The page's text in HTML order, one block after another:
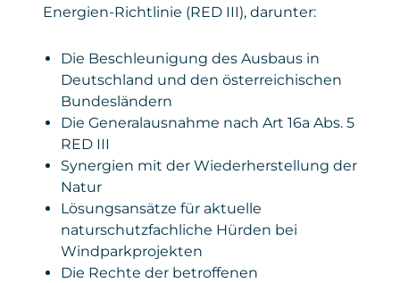
Energien-Richtlinie (RED III), darunter:
Die Beschleunigung des Ausbaus in
Deutschland und den österreichischen
Bundesländern
Die Generalausnahme nach Art 16a Abs. 5
RED III
Synergien mit der Wiederherstellung der
Natur
Lösungsansätze für aktuelle
naturschutzfachliche Hürden bei
Windparkprojekten
Die Rechte der betroffenen